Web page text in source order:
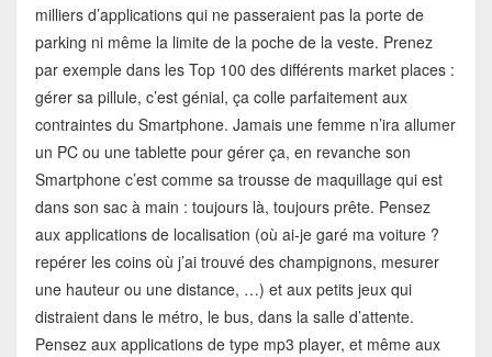
milliers d’applications qui ne passeraient pas la porte de
parking ni même la limite de la poche de la veste. Prenez
par exemple dans les Top 100 des différents market places :
gérer sa pillule, c’est génial, ça colle parfaitement aux
contraintes du Smartphone. Jamais une femme n’ira allumer
un PC ou une tablette pour gérer ça, en revanche son
Smartphone c’est comme sa trousse de maquillage qui est
dans son sac à main : toujours là, toujours prête. Pensez
aux applications de localisation (où ai-je garé ma voiture ?
repérer les coins où j’ai trouvé des champignons, mesurer
une hauteur ou une distance, …) et aux petits jeux qui
distraient dans le métro, le bus, dans la salle d’attente.
Pensez aux applications de type mp3 player, et même aux